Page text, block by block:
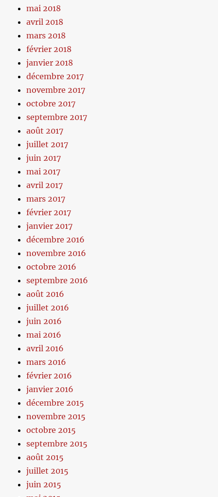
mai 2018
avril 2018
mars 2018
février 2018
janvier 2018
décembre 2017
novembre 2017
octobre 2017
septembre 2017
août 2017
juillet 2017
juin 2017
mai 2017
avril 2017
mars 2017
février 2017
janvier 2017
décembre 2016
novembre 2016
octobre 2016
septembre 2016
août 2016
juillet 2016
juin 2016
mai 2016
avril 2016
mars 2016
février 2016
janvier 2016
décembre 2015
novembre 2015
octobre 2015
septembre 2015
août 2015
juillet 2015
juin 2015